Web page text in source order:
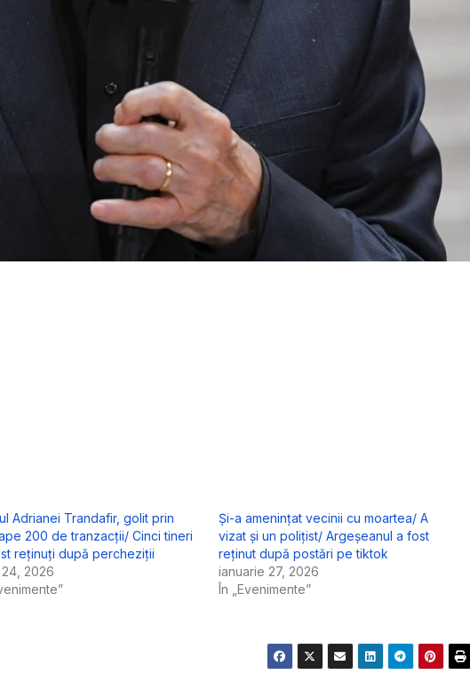
Adrianei Trandafir, golit prin
200 de tranzacții/ Cinci tineri
reținuți după percheziții
2026
Și-a amenințat vecinii cu moartea/ A
vizat și un polițist/ Argeșeanul a fost
reținut după postări pe tiktok
ianuarie 27, 2026
În „Evenimente”